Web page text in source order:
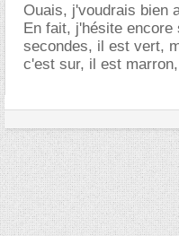
Ouais, j'voudrais bien
En fait, j'hésite
secondes, il est vert,
c'est sur, il est